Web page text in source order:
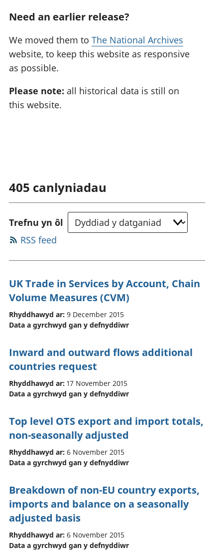
Need an earlier release?
We moved them to The National Archives
website, to keep this website as responsive
as possible.
Please note: all historical data is still on
this website.
405 canlyniadau
Trefnu yn ôl
RSS feed
UK Trade in Services by Account, Chain
Volume Measures (CVM)
Rhyddhawyd ar: 9 December 2015
Data a gyrchwyd gan y defnyddiwr
Inward and outward flows additional
countries request
Rhyddhawyd ar: 17 November 2015
Data a gyrchwyd gan y defnyddiwr
Top level OTS export and import totals,
non-seasonally adjusted
Rhyddhawyd ar: 6 November 2015
Data a gyrchwyd gan y defnyddiwr
Breakdown of non-EU country exports,
imports and balance on a seasonally
adjusted basis
Rhyddhawyd ar: 6 November 2015
Data a gyrchwyd gan y defnyddiwr